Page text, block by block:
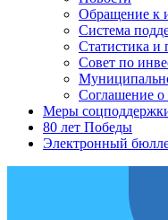
Обращение к
Система
Статистика и
Совет по
Соглашение о
Меры
80 лет Победы
Электронный